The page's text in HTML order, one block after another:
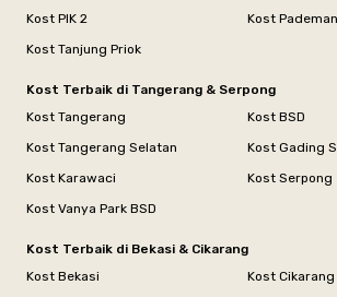
Kost PIK 2
Kost
Kost Tanjung Priok
Kost Terbaik di Tangerang & Serpong
Kost Tangerang
Kost BSD
Kost Tangerang Selatan
Kost Gading
Kost Karawaci
Kost Serpong
Kost Vanya Park BSD
Kost Terbaik di Bekasi & Cikarang
Kost Bekasi
Kost Cikarang